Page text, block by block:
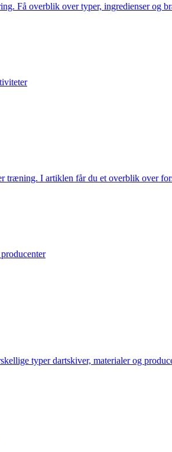
Få overblik over typer, ingredienser og
I artiklen får du et overblik over
typer dartskiver, materialer og